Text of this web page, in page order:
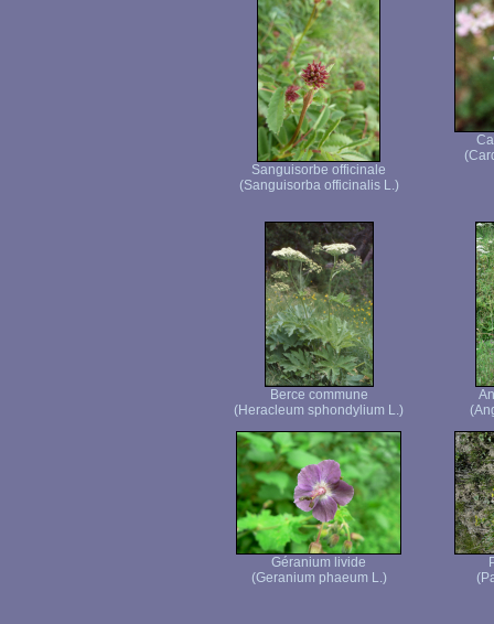
Sanguisorbe officinale
(Sanguisorba officinalis L.)
Berce commune
(Heracleum sphondylium L.)
Géranium livide
(Geranium phaeum L.)